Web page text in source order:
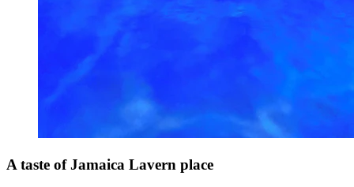
A taste of Jamaica Lavern place